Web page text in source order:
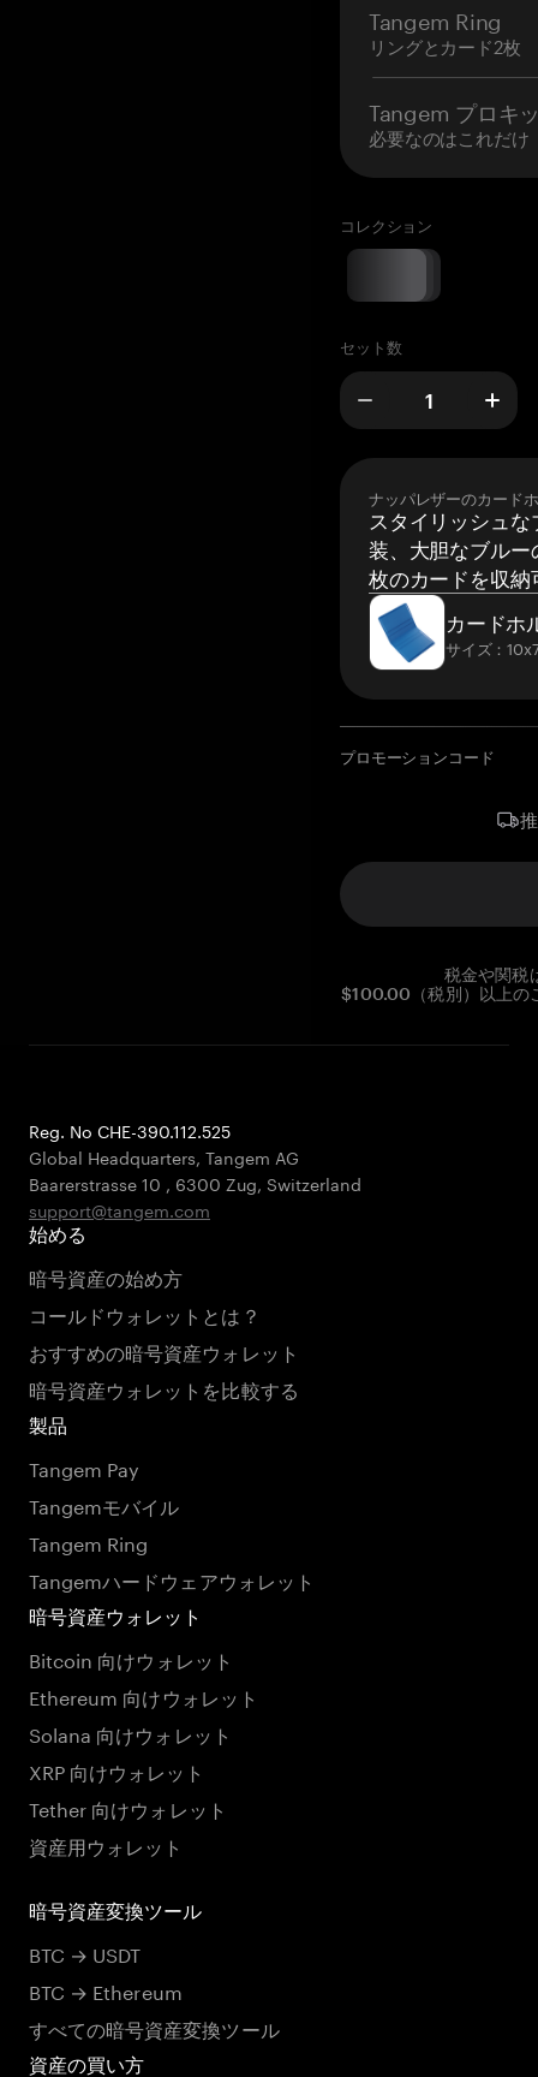
Tangem Ring
リングとカード2枚
Tangem プロキ
必要なのはこれだけ
コレクション
セット数
ナッパレザーのカード
スタイリッシュ
装、大胆なブルー
枚のカードを収納
カードホ
サイズ：
プロモーションコード
税金や関税
$100.00（税別）以上の
Reg. No CHE-390.112.525
Global Headquarters, Tangem AG
Baarerstrasse 10 , 6300 Zug, Switzerland
support@tangem.com
始める
暗号資産の始め方
コールドウォレットとは？
おすすめの暗号資産ウォレット
暗号資産ウォレットを比較する
製品
Tangem Pay
Tangemモバイル
Tangem Ring
Tangemハードウェアウォレット
暗号資産ウォレット
Bitcoin 向けウォレット
Ethereum 向けウォレット
Solana 向けウォレット
XRP 向けウォレット
Tether 向けウォレット
資産用ウォレット
暗号資産変換ツール
BTC → USDT
BTC → Ethereum
すべての暗号資産変換ツール
資産の買い方